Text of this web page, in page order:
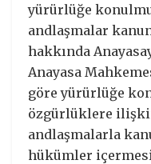
yürürlüğe
andlaşmalar
hakkında
Anayasa
göre yürürlüğe
özgürlüklere
andlaşmalarla
hükümler